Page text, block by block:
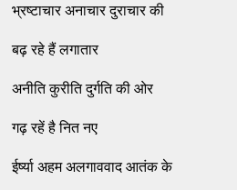
भ्रष्टाचार अनाचार दुराचार की
बढ़ रहे हैं लगातार
अनीति कुरीति दुर्गति की ओर
गढ़ रहें है नित नए
ईर्ष्या अहम अलगाववाद आतंक के